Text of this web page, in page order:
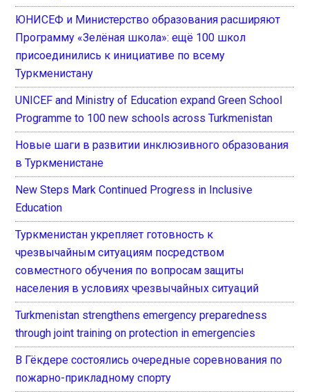
ЮНИСЕФ и Министерство образования расширяют
Программу «Зелёная школа»: ещё 100 школ
присоединились к инициативе по всему
Туркменистану
UNICEF and Ministry of Education expand Green School
Programme to 100 new schools across Turkmenistan
Новые шаги в развитии инклюзивного образования
в Туркменистане
New Steps Mark Continued Progress in Inclusive
Education
Туркменистан укрепляет готовность к
чрезвычайным ситуациям посредством
совместного обучения по вопросам защиты
населения в условиях чрезвычайных ситуаций
Turkmenistan strengthens emergency preparedness
through joint training on protection in emergencies
В Гёкдере состоялись очередные соревнования по
пожарно-прикладному спорту